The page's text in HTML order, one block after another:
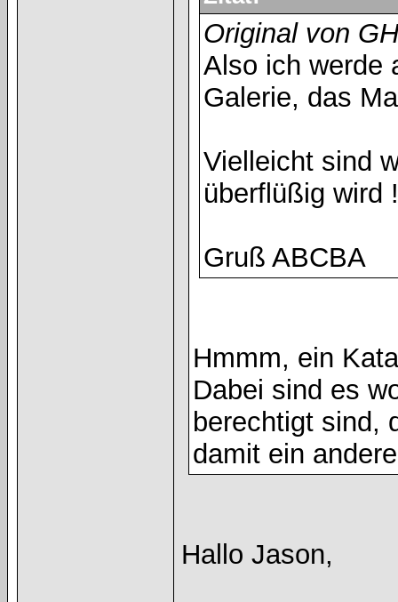
Original von
Also ich werde
Galerie, das
Vielleicht sind
überflüßig wird !
Gruß ABCBA
Hmmm, ein
Dabei sind es
berechtigt sind,
damit ein
Hallo Jason,